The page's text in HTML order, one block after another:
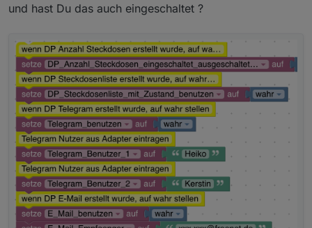
Da habe ich nicht geändert, sollte ja gleich wie bei dir
und hast Du das auch eingeschaltet ?